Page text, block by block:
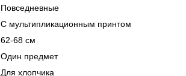
Повседневные
С мультипликационным принтом
62-68 см
Один предмет
Для хлопчика